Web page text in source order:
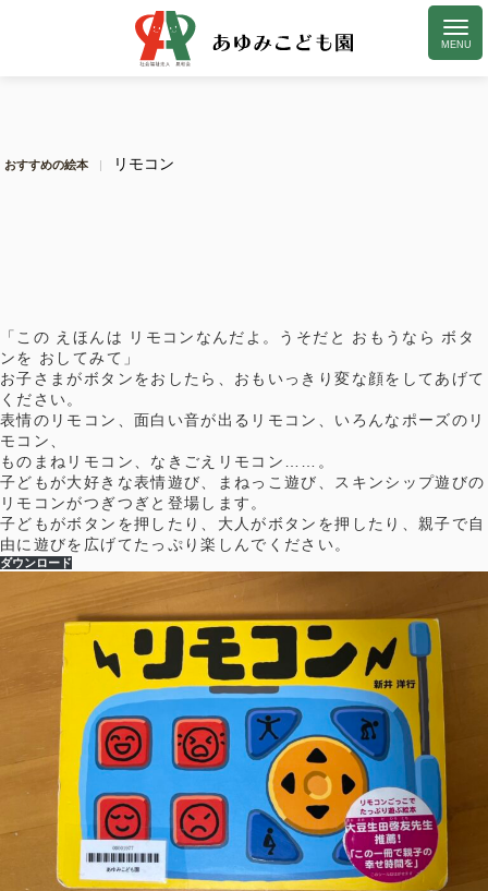
おすすめの絵本 リモコン
「この えほんは リモコンなんだよ。うそだと おもうなら ボタ
ンを おしてみて」
お子さまがボタンをおしたら、おもいっきり変な顔をしてあげて
ください。
表情のリモコン、面白い音が出るリモコン、いろんなポーズのリ
モコン、
ものまねリモコン、なきごえリモコン……。
子どもが大好きな表情遊び、まねっこ遊び、スキンシップ遊びの
リモコンがつぎつぎと登場します。
子どもがボタンを押したり、大人がボタンを押したり、親子で自
由に遊びを広げてたっぷり楽しんでください。
ダウンロード